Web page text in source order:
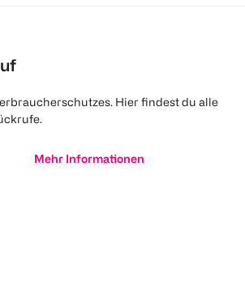
Hier findest du alle
Mehr Informationen